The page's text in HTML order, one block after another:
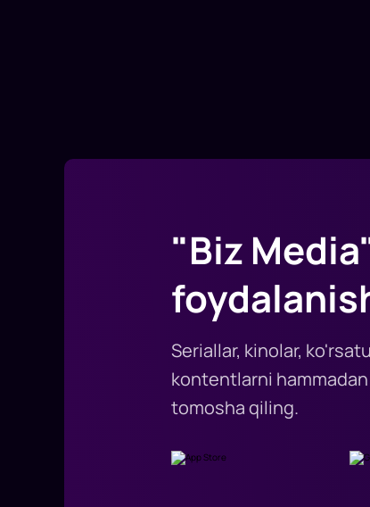
"Biz
Seriallar, kinolar,
kontentlarni
tomosha qiling.